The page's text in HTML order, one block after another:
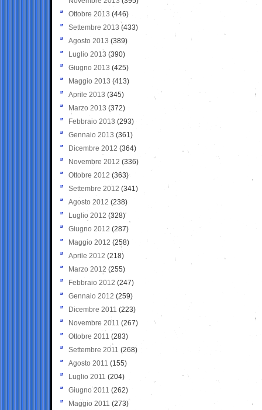
Ottobre 2013 (446)
Settembre 2013 (433)
Agosto 2013 (389)
Luglio 2013 (390)
Giugno 2013 (425)
Maggio 2013 (413)
Aprile 2013 (345)
Marzo 2013 (372)
Febbraio 2013 (293)
Gennaio 2013 (361)
Dicembre 2012 (364)
Novembre 2012 (336)
Ottobre 2012 (363)
Settembre 2012 (341)
Agosto 2012 (238)
Luglio 2012 (328)
Giugno 2012 (287)
Maggio 2012 (258)
Aprile 2012 (218)
Marzo 2012 (255)
Febbraio 2012 (247)
Gennaio 2012 (259)
Dicembre 2011 (223)
Novembre 2011 (267)
Ottobre 2011 (283)
Settembre 2011 (268)
Agosto 2011 (155)
Luglio 2011 (204)
Giugno 2011 (262)
Maggio 2011 (273)